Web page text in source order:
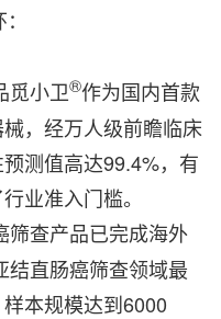
觅小卫®作为国内首款
，经万人级前瞻临床
测值高达99.4%，有
业准入门槛。
筛查产品已完成海外
结直肠癌筛查领域最
本规模达到6000